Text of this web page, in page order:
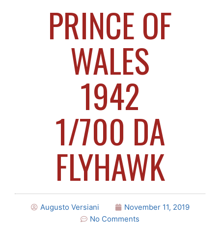
PRINCE OF
WALES
1942
1/700 DA
FLYHAWK
Augusto Versiani
November 11, 2019
No Comments